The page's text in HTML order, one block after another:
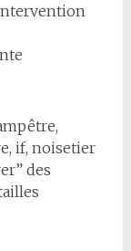
if, noisetier
des